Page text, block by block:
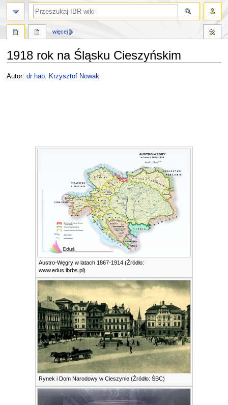
1918 rok na Śląsku Cieszyńskim
Przejdź
Przejdź
Autor: dr hab. Krzysztof Nowak
Austro-Węgry w latach 1867-1914 (Źródło:
www.edus.ibrbs.pl)
Rynek i Dom Narodowy w Cieszynie (Źródło: ŚBC)
więcej
szukaj